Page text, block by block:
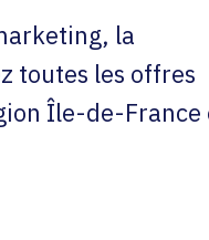
la
toutes les offres
Île-de-France